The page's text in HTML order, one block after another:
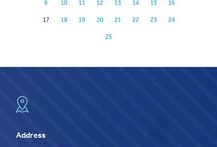
9 10 11 12 13 14 15 16
17 18 19 20 21 22 23 24
25
Address